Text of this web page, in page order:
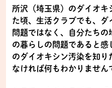
所沢（埼玉県）のダイオキ
た頃、生活クラブでも、
問題ではなく、自分たち
の暮らしの問題であると
のダイオキシン汚染を知
なければ何もわかりません